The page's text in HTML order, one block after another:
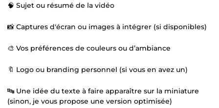
🧠 Sujet ou résumé de la vidéo
📸 Captures d'écran ou images à intégrer (si disponibles)
🎨 Vos préférences de couleurs ou d’ambiance
🔖 Logo ou branding personnel (si vous en avez un)
🔤 Une idée du texte à faire apparaître sur la miniature
(sinon, je vous propose une version optimisée)